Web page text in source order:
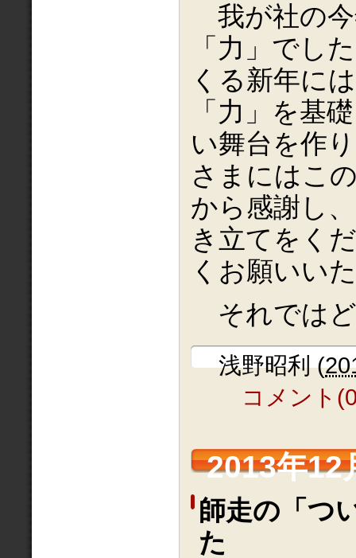
我が社の今
「力」でし
くる新年に
「力」を基
い舞台を作
さまにはこ
から感謝し
き立てをく
くお願いい
それでは
浅野昭利(
コメント
2013年12
師走の「つ
た